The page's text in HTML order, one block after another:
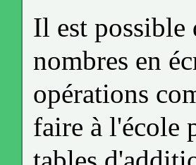
Il est possible
nombres en
opérations
faire à l'école